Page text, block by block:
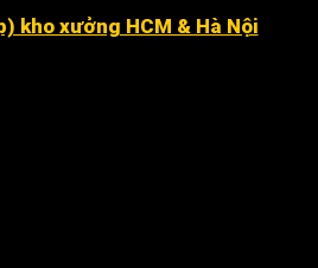
kho xưởng HCM & Hà Nội